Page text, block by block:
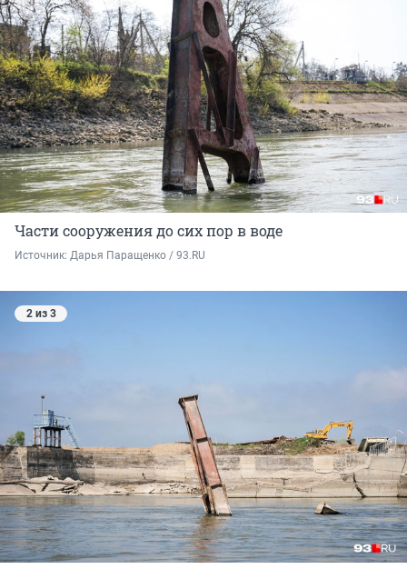
Части сооружения до сих пор в воде
Источник: Дарья Паращенко / 93.RU
2 из 3